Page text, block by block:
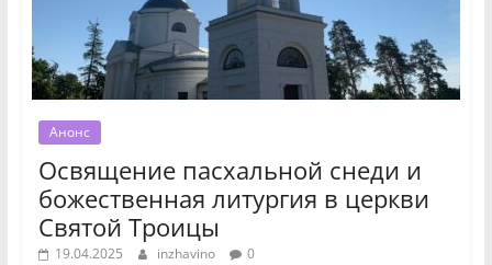
Анонс
Освящение пасхальной снеди и
божественная литургия в церкви
Святой Троицы
19.04.2025 inzhavino 0